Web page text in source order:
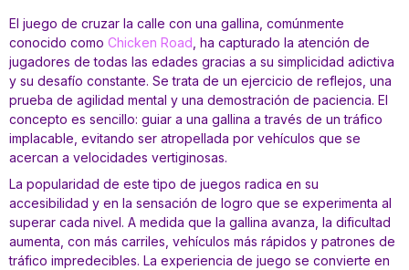
El juego de cruzar la calle con una gallina, comúnmente
conocido como Chicken Road , ha capturado la atención de
jugadores de todas las edades gracias a su simplicidad adictiva
y su desafío constante. Se trata de un ejercicio de reflejos, una
prueba de agilidad mental y una demostración de paciencia. El
concepto es sencillo: guiar a una gallina a través de un tráfico
implacable, evitando ser atropellada por vehículos que se
acercan a velocidades vertiginosas.
La popularidad de este tipo de juegos radica en su
accesibilidad y en la sensación de logro que se experimenta al
superar cada nivel. A medida que la gallina avanza, la dificultad
aumenta, con más carriles, vehículos más rápidos y patrones de
tráfico impredecibles. La experiencia de juego se convierte en